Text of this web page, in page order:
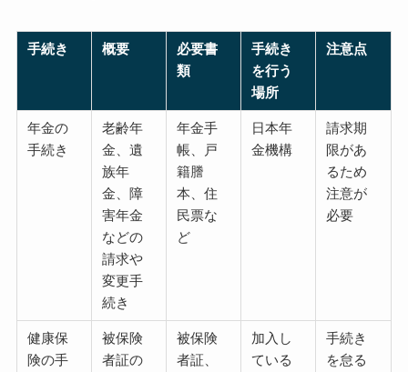
手続き 概要
必要書
類
手続き
を行う
場所
注意点
年金の
手続き
老齢年
金、遺
族年
金、障
害年金
などの
請求や
変更手
続き
年金手
帳、戸
籍謄
本、住
民票な
ど
日本年
金機構
請求期
限があ
るため
注意が
必要
健康保
険の手
被保険
者証の
被保険
者証、
加入し
ている
手続き
を怠る